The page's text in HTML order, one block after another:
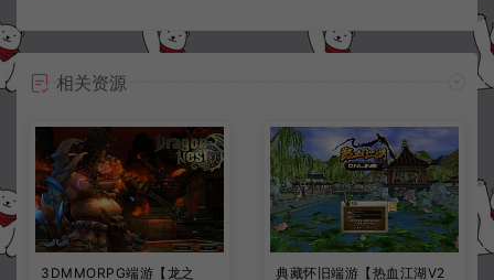
相关资源
3DMMORPG端游【龙之
典藏怀旧端游【热血江湖V2